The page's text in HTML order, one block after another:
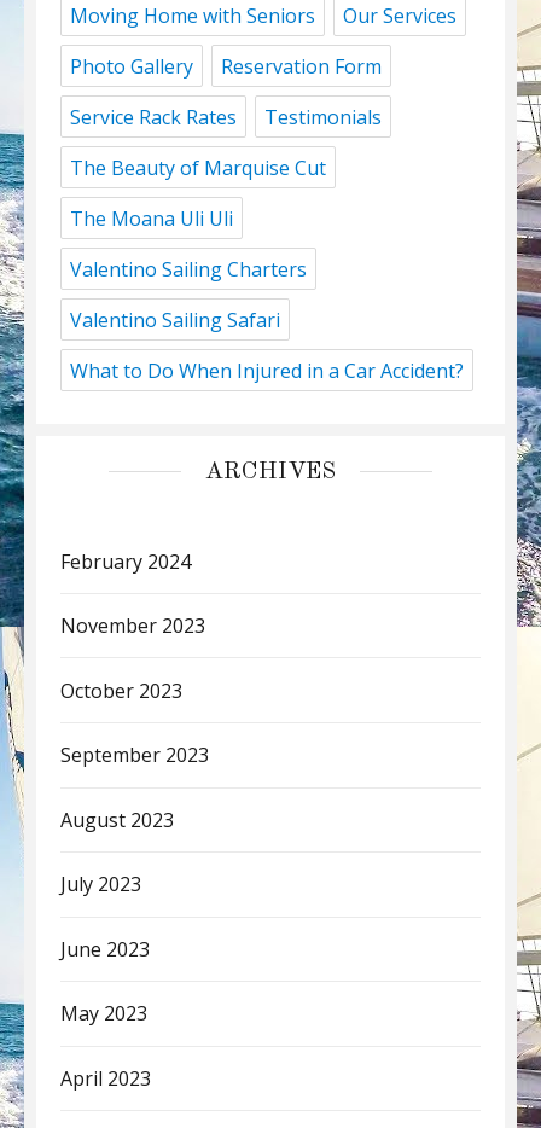
Moving Home with Seniors
Our Services
Photo Gallery
Reservation Form
Service Rack Rates
Testimonials
The Beauty of Marquise Cut
The Moana Uli Uli
Valentino Sailing Charters
Valentino Sailing Safari
What to Do When Injured in a Car Accident?
ARCHIVES
February 2024
November 2023
October 2023
September 2023
August 2023
July 2023
June 2023
May 2023
April 2023